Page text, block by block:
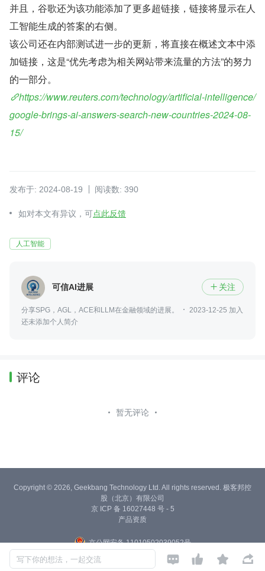
并且，谷歌还为该功能添加了更多超链接，链接将显示在人
工智能生成的答案的右侧。
该公司还在内部测试进一步的更新，将直接在概述文本中添
加链接，这是“优先考虑为相关网站带来流量的方法”的努力
的一部分。
https://www.reuters.com/technology/artificial-intelligence/
google-brings-ai-answers-search-new-countries-2024-08-
15/
发布于: 2024-08-19 阅读数: 390
如对本文有异议，可点此反馈
人工智能
可信AI进展  关注
分享SPG，AGL，ACE和LLM在金融领域的进展。
2023-12-25 加入
还未添加个人简介
评论
暂无评论
写下你的想法，一起交流    
Copyright © 2026, Geekbang Technology Ltd. All rights reserved. 极客邦控
股（北京）有限公司
京 ICP 备 16027448 号 - 5
产品资质
京公网安备 11010502039052号